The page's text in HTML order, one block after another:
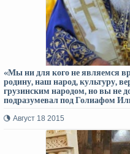
«Мы ни для кого не являемся
родину, наш народ, культуру,
грузинским народом, но вы не
подразумевал под Голиафом
Август 18 2015